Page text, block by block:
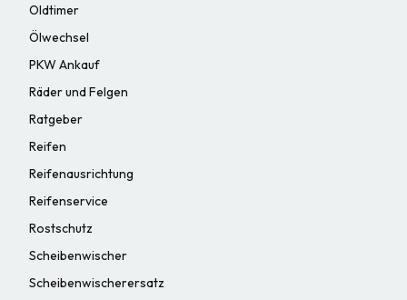
Oldtimer
Ölwechsel
PKW Ankauf
Räder und Felgen
Ratgeber
Reifen
Reifenausrichtung
Reifenservice
Rostschutz
Scheibenwischer
Scheibenwischerersatz